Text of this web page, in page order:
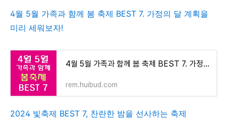
4월 5월 가족과 함께 봄 축제 BEST 7. 가정의 달 계획을
미리 세워보자!
4월 5월 가족과 함께 봄 축제 BEST 7. 가정의 달 계획을 미리 세워보자!
rem.huibud.com
2024 빛축제 BEST 7, 찬란한 밤을 선사하는 축제